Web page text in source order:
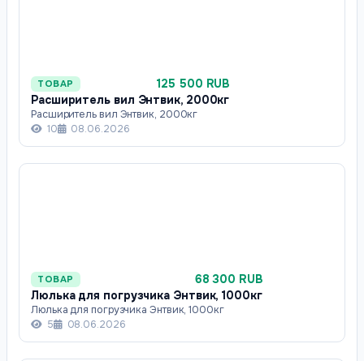
ТОВАР
125 500 RUB
Расширитель вил Энтвик, 2000кг
Расширитель вил Энтвик, 2000кг
10
08.06.2026
ТОВАР
68 300 RUB
Люлька для погрузчика Энтвик, 1000кг
Люлька для погрузчика Энтвик, 1000кг
5
08.06.2026